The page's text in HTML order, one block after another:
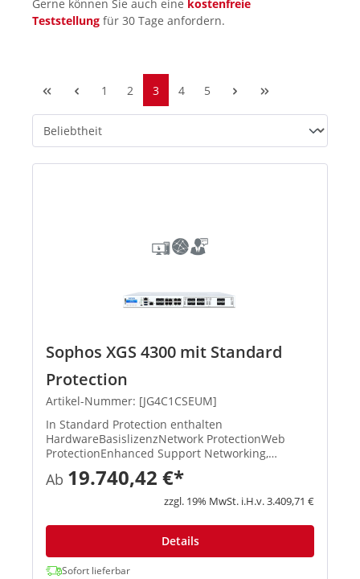
Gerne können Sie auch eine kostenfreie
Teststellung für 30 Tage anfordern.
1 2 3 4 5
Sophos XGS 4300 mit Standard
Protection
Artikel-Nummer: [JG4C1CSEUM]
In Standard Protection enthalten
HardwareBasislizenzNetwork ProtectionWeb
ProtectionEnhanced Support Networking,
Wireless, Xstream-Architektur, unbegrenztes
Remote Access VPN, Site-to-Site VPN, Reporting
XStream TLS und DPI Engine, IPS, ATP, S...
Ab 19.740,42 €*
zzgl. 19% MwSt. i.H.v. 3.409,71 €
Details
Sofort lieferbar